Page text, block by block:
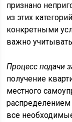
признано
из этих
конкретными
важно
Процесс подачи
получение
местного
все